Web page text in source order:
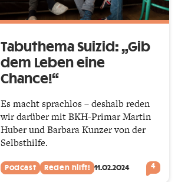
Tabuthema Suizid: „Gib
dem Leben eine
Chance!“
Es macht sprachlos – deshalb reden
wir darüber mit BKH-Primar Martin
Huber und Barbara Kunzer von der
Selbsthilfe.
Podcast Reden hilft! 11.02.2024 4